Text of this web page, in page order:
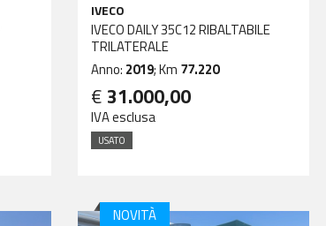
IVECO
IVECO DAILY 35C12 RIBALTABILE
TRILATERALE
Anno: 2019; Km 77.220
€ 31.000,00
IVA esclusa
USATO
NOVITÀ